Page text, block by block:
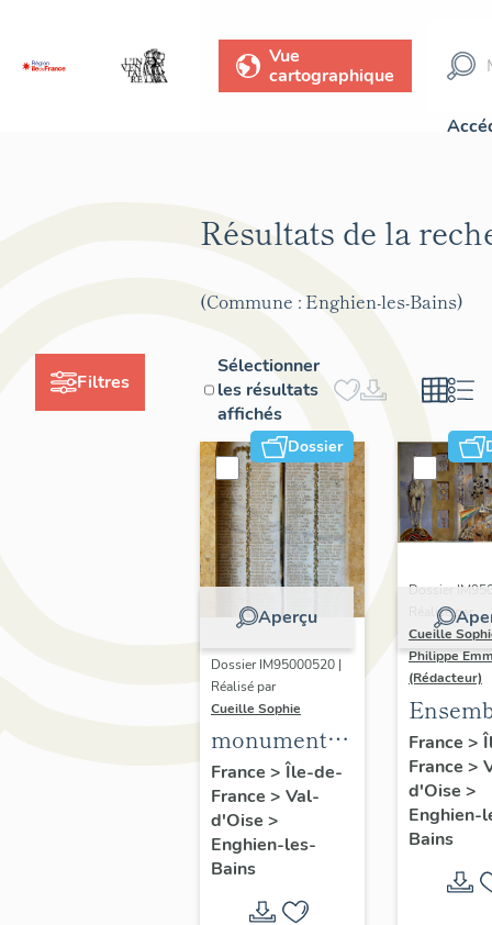
Vue
cartographique
Filtres
Résultats de la
(Commune : Enghien-les-Bains)
Sélectionner
les résultats
affichés
Dossier
Aperçu
Dossier IM95000520 |
Réalisé par
Cueille Sophie
monument
aux morts
France > Île-de-
France > Val-
d'Oise >
Enghien-les-
Bains
Dossier
Réalisé par
Cueille
Philippe
(Rédacteur)
"Les
les
"Les
France >
France >
d'Oise >
Enghien-
Bains